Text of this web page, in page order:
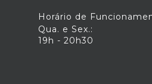
Horário de
Qua. e Sex.:
19h - 20h30